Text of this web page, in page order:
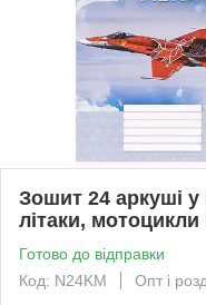
Зошит 24 аркуші у
літаки, мотоцикли
Готово до відправки
Код: N24KM
Опт і